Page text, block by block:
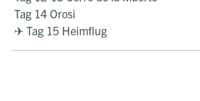
Tag 14 Orosi
✈ Tag 15 Heimflug